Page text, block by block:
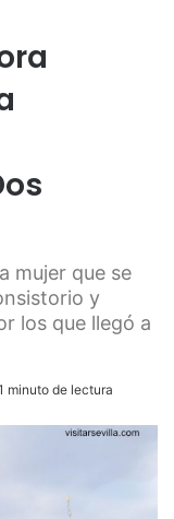
mujer que se
y
los que llegó a
minuto de lectura